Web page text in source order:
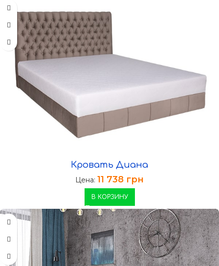
Кровать Диана
Цена: 11 738 грн
В КОРЗИНУ